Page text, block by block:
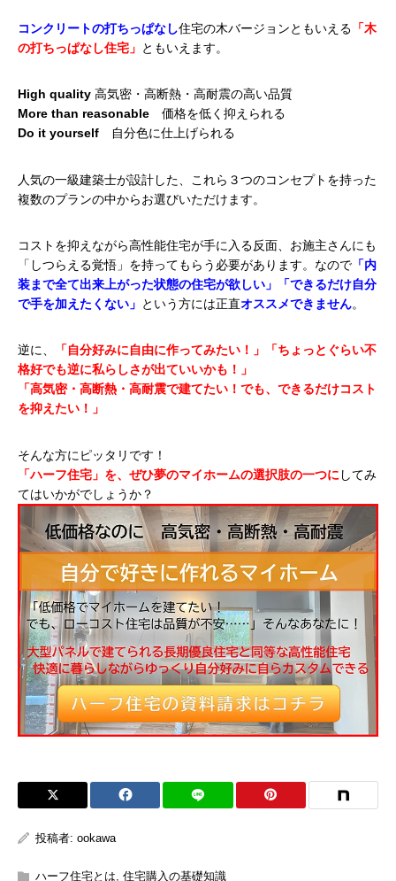
コンクリートの打ちっぱなし住宅の木バージョンともいえる 「木
の打ちっぱなし住宅」 ともいえます。
High quality 高気密・高断熱・高耐震の高い品質
More than reasonable 価格を低く抑えられる
Do it yourself 自分色に仕上げられる
人気の一級建築士が設計した、
これら３つのコンセプトを持った
複数のプランの中からお選びいただけます。
コストを抑えながら高性能住宅が手に入る反面、お施主さんにも
「しつらえる覚悟」を持ってもらう必要があります。なので 「内
装まで全て出来上がった状態の住宅が欲しい」「できるだけ自分
で手を加えたくない」 という方には正直オススメできません。
逆に、
「自分好みに自由に作ってみたい！」「ちょっとぐらい不
格好でも逆に私らしさが出ていいかも！」
「高気密・高断熱・高耐震で建てたい！でも、できるだけコスト
を抑えたい！」
そんな方にピッタリです！
「ハーフ住宅」を、ぜひ夢のマイホームの選択肢の一つに してみ
てはいかがでしょうか？
投稿者: ookawa
ハーフ住宅とは 住宅購入の基礎知識